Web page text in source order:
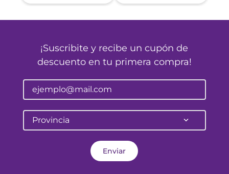
¡Suscribite y recibe un cupón de
descuento en tu primera compra!
Provincia
Enviar